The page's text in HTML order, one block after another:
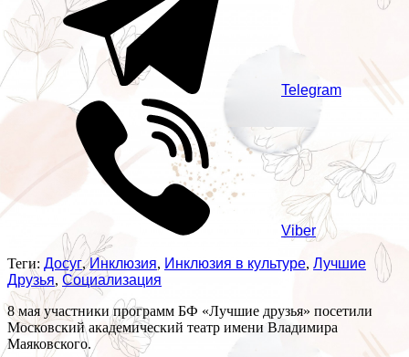
Telegram
Viber
Теги: Досуг,Инклюзия, Инклюзия в культуре, Лучшие
Друзья, Социализация
8 мая участники программ БФ «Лучшие друзья» посетили
Московский академический театр имени Владимира
Маяковского.